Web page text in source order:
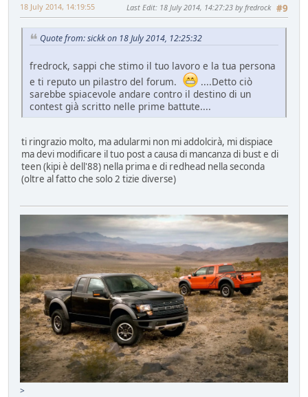
#9
18 July 2014, 14:19:55 Last Edit: 18 July 2014, 14:27:23 by fredrock
Quote from: sickk on 18 July 2014, 12:25:32
fredrock, sappi che stimo il tuo lavoro e la tua persona
e ti reputo un pilastro del forum.
....Detto ciò
sarebbe spiacevole andare contro il destino di un
contest già scritto nelle prime battute....
ti ringrazio molto, ma adularmi non mi addolcirà, mi dispiace
ma devi modificare il tuo post a causa di mancanza di bust e di
teen (kipi è dell'88) nella prima e di redhead nella seconda
(oltre al fatto che solo 2 tizie diverse)
>